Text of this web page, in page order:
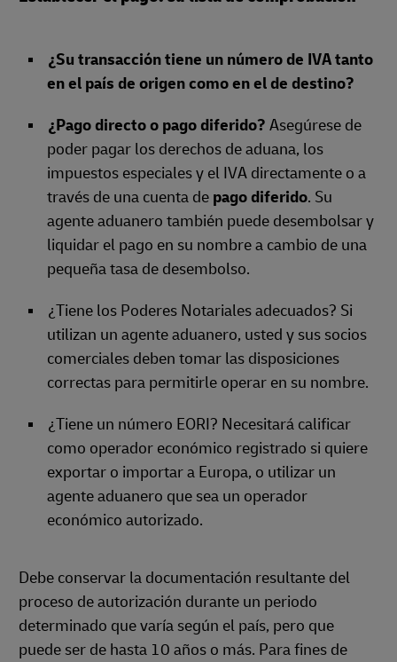
¿Su transacción tiene un número de IVA tanto
en el país de origen como en el de destino?
¿Pago directo o pago diferido? Asegúrese de
poder pagar los derechos de aduana, los
impuestos especiales y el IVA directamente o a
través de una cuenta de pago diferido. Su
agente aduanero también puede desembolsar y
liquidar el pago en su nombre a cambio de una
pequeña tasa de desembolso.
¿Tiene los Poderes Notariales adecuados? Si
utilizan un agente aduanero, usted y sus socios
comerciales deben tomar las disposiciones
correctas para permitirle operar en su nombre.
¿Tiene un número EORI? Necesitará calificar
como operador económico registrado si quiere
exportar o importar a Europa, o utilizar un
agente aduanero que sea un operador
económico autorizado.
Debe conservar la documentación resultante del
proceso de autorización durante un periodo
determinado que varía según el país, pero que
puede ser de hasta 10 años o más. Para fines de